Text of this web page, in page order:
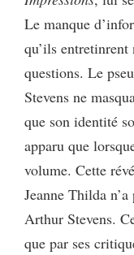
Le manque
qu’ils entretinrent
questions. Le
Stevens ne
que son identité
apparu que
volume. Cette
Jeanne Thilda
Arthur Stevens.
que par ses